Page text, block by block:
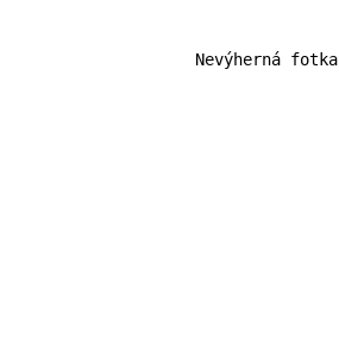
Nevýherná fotka